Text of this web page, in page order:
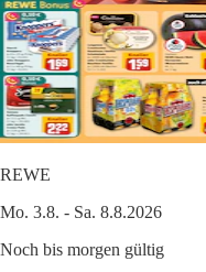
REWE
Mo. 3.8. - Sa. 8.8.2026
Noch bis morgen gültig